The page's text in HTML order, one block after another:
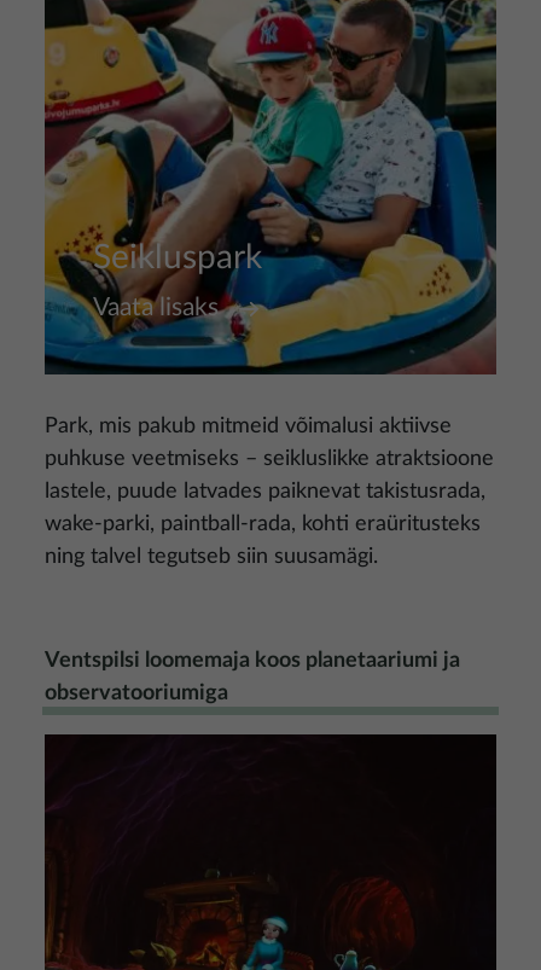
Seikluspark
Vaata lisaks
Park, mis pakub mitmeid võimalusi aktiivse
puhkuse veetmiseks – seikluslikke atraktsioone
lastele, puude latvades paiknevat takistusrada,
wake-parki, paintball-rada, kohti eraüritusteks
ning talvel tegutseb siin suusamägi.
Ventspilsi loomemaja koos planetaariumi ja
observatooriumiga